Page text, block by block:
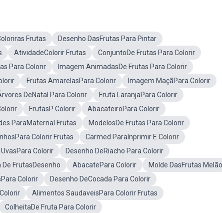
Frutas
Desenho DasFrutas Para Pintar
AtividadeColorir Frutas
ConjuntoDe Frutas Para Colorir
Para Colorir
Imagem AnimadasDe Frutas Para Colorir
Frutas AmarelasPara Colorir
Imagem MaçãPara Colorir
DeNatal Para Colorir
Fruta LaranjaPara Colorir
FrutasP Colorir
AbacateiroPara Colorir
ParaMaternal Frutas
ModelosDe Frutas Para Colorir
Colorir Frutas
Carmed ParaInprimir E Colorir
UvasPara Colorir
Desenho DeRiacho Para Colorir
De FrutasDesenho AbacatePara Colorir
Molde DasFrutas Melão
Colorir
Desenho DeCocada Para Colorir
Alimentos SaudaveisPara Colorir Frutas
ColheitaDe Fruta Para Colorir